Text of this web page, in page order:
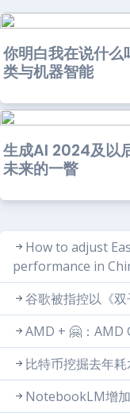
你明白我在说什么
类与机器智能
生成AI 2024及以
未来的一瞥
How to adjust
performance in
谷歌被指控以《
AMD + 🤗：AMD
比特币挖掘去年
NotebookLM增